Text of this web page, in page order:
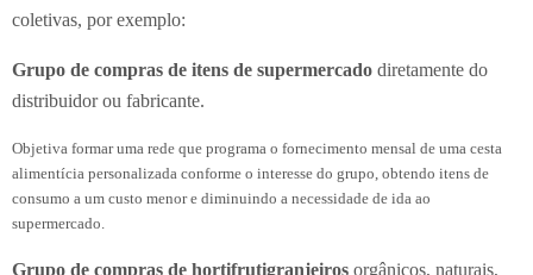
coletivas, por exemplo:
Grupo de compras de itens de supermercado diretamente do
distribuidor ou fabricante.
Objetiva formar uma rede que programa o fornecimento mensal de uma cesta
alimentícia personalizada conforme o interesse do grupo, obtendo itens de
consumo a um custo menor e diminuindo a necessidade de ida ao
supermercado.
Grupo de compras de hortifrutigranjeiros orgânicos, naturais,